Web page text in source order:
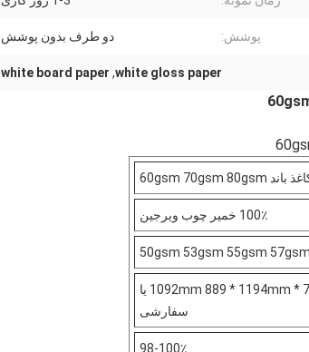
پوشش: دو طرف بدون پوشش
white gloss paper
,
white board paper
100٪ خمیر چوب ویرجین
50gsm 53gsm 55gsm
رول 787mm 889mm عرض، ورق و یا ورق: 787 * 1092mm 889 * 1194mm یا
سفارشی
98-100٪